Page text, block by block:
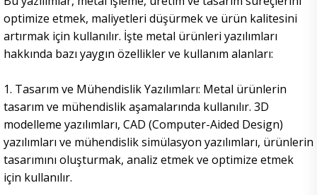
optimize etmek, maliyetleri düşürmek ve ürün kalitesini
artırmak için kullanılır. İşte metal ürünleri yazılımları
hakkında bazı yaygın özellikler ve kullanım alanları:
1. Tasarım ve Mühendislik Yazılımları: Metal ürünlerin
tasarım ve mühendislik aşamalarında kullanılır. 3D
modelleme yazılımları, CAD (Computer-Aided Design)
yazılımları ve mühendislik simülasyon yazılımları, ürünlerin
tasarımını oluşturmak, analiz etmek ve optimize etmek
için kullanılır.